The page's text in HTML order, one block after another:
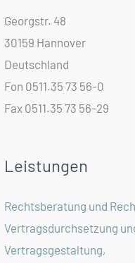
Georgstr. 48
30159 Hannover
Deutschland
Fon 0511.35 73 56-0
Fax 0511.35 73 56-29
Leistungen
Rechtsberatung und
Vertragsdurchsetzung
Vertragsgestaltung,